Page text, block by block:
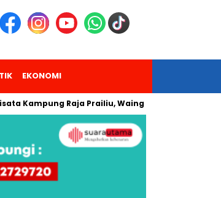
EKONOMI
Kampung Raja Prailiu, Waingapu!